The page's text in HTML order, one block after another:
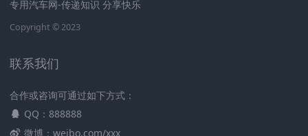
专用汽车网-传递知识 分享快乐
Copyright © 2023
联系我们
合作或咨询可通过如下方式：
QQ：888888
微博：weibo.com/xxx